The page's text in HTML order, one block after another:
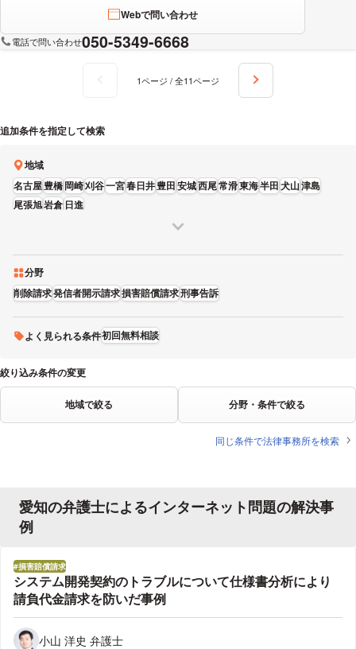
Webで問い合わせ
電話で問い合わせ050-5349-6668
1ページ / 全11ページ
追加条件を指定して検索
地域
名古屋豊橋岡崎刈谷一宮春日井豊田安城西尾常滑東海半田犬山津島
尾張旭岩倉 日進
分野
削除請求発信者開示請求損害賠償請求刑事告訴
よく見られる条件初回無料相談
絞り込み条件の変更
地域で絞る 分野・条件で絞る
同じ条件で法律事務所を検索
愛知の弁護士によるインターネット問題の解決事
例
損害賠償請求
システム開発契約のトラブルについて仕様書分析により
請負代金請求を防いだ事例
小山 洋史 弁護士